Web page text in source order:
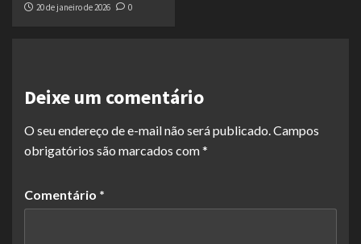
20 de janeiro de 2026
0
Deixe um comentário
O seu endereço de e-mail não será publicado.Campos
obrigatórios são marcados com*
Comentário *